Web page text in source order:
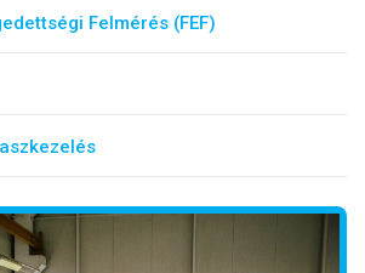
Felmérés (FEF)